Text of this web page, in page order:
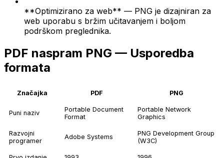
**Optimizirano za web** — PNG je dizajniran za
web uporabu s bržim učitavanjem i boljom
podrškom preglednika.
PDF naspram PNG — Usporedba
formata
Značajka PDF PNG
Puni naziv
Portable Document
Format
Portable Network
Graphics
Razvojni
programer
Adobe Systems
PNG Development Group
(W3C)